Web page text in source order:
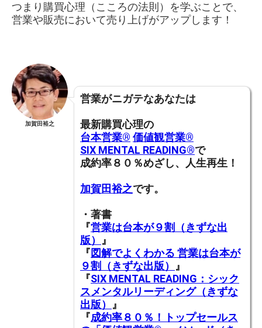
つまり購買心理（こころの法則）を学ぶことで、
営業や販売において売り上げがアップします！
加賀田裕之
営業がニガテなあなたは
最新購買心理の
台本営業®︎ 価値観営業®︎
SIX MENTAL READING®︎で
成約率８０％めざし、人生再生！
加賀田裕之です。
・著書
『営業は台本が９割（きずな出
版） 』
『図解でよくわかる 営業は台本が
９割（きずな出版） 』
『SIX MENTAL READING：シック
スメンタルリーディング（きずな
出版） 』
『成約率８０％！トップセールス